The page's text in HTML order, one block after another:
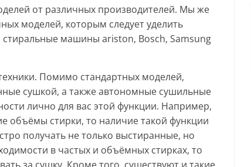
от различных производителей. Мы же
моделей, которым следует уделить
стиральные машины ariston, Bosch, Samsung
Помимо стандартных моделей,
сушкой, а также автономные сушильные
лично для вас этой функции. Например,
объёмы стирки, то наличие такой функции
получать не только выстиранные, но
в частых и объёмных стирках, то